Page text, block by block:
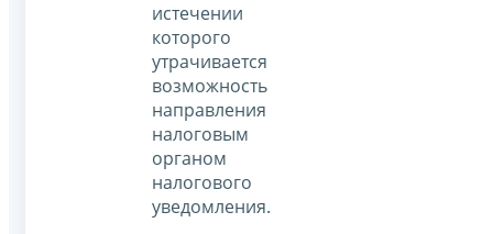
истечении
которого
утрачивается
возможность
направления
налоговым
органом
налогового
уведомления.